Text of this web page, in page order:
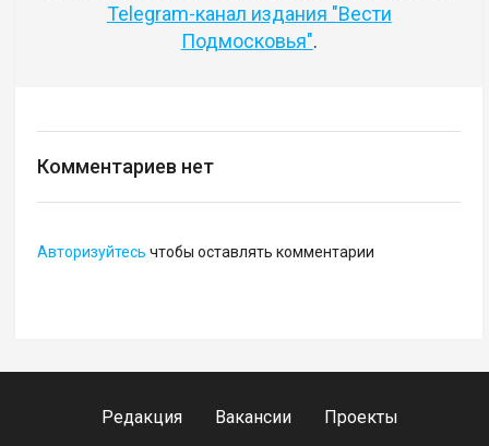
Telegram-канал издания "Вести
Подмосковья".
Комментариев нет
Авторизуйтесь чтобы оставлять комментарии
Редакция Вакансии
Проекты